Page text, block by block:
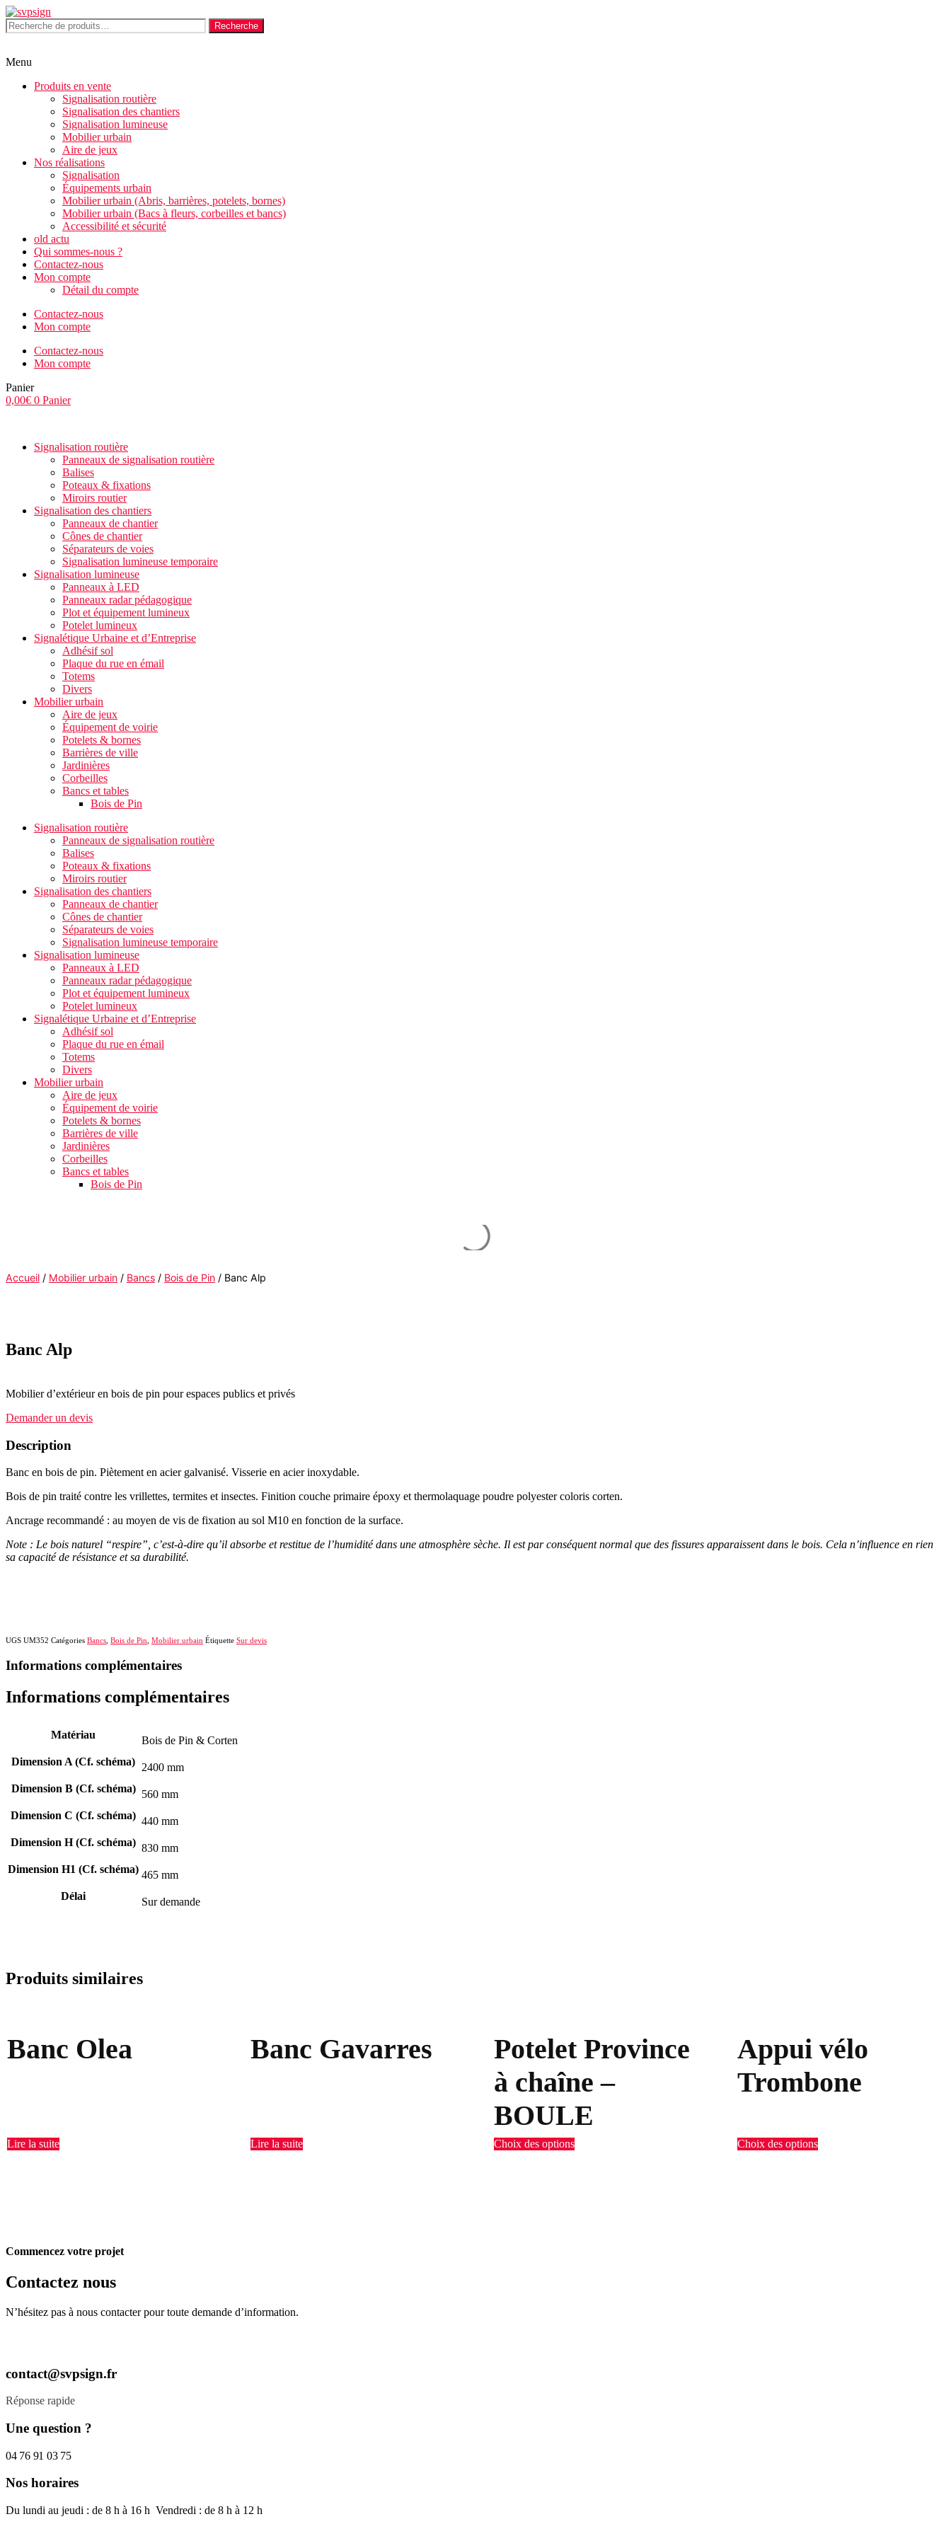
Aller
au
contenu
Recherche
pour :
Recherche
Menu
Produits en vente
Signalisation routière
Signalisation des chantiers
Signalisation lumineuse
Mobilier urbain
Aire de jeux
Nos réalisations
Signalisation
Équipements urbain
Mobilier urbain (Abris, barrières, potelets, bornes)
Mobilier urbain (Bacs à fleurs, corbeilles et bancs)
Accessibilité et sécurité
old actu
Qui sommes-nous ?
Contactez-nous
Mon compte
Détail du compte
Contactez-nous
Mon compte
Contactez-nous
Mon compte
Panier
0,00€ 0 Panier
Signalisation routière
Panneaux de signalisation routière
Balises
Poteaux & fixations
Miroirs routier
Signalisation des chantiers
Panneaux de chantier
Cônes de chantier
Séparateurs de voies
Signalisation lumineuse temporaire
Signalisation lumineuse
Panneaux à LED
Panneaux radar pédagogique
Plot et équipement lumineux
Potelet lumineux
Signalétique Urbaine et d’Entreprise
Adhésif sol
Plaque du rue en émail
Totems
Divers
Mobilier urbain
Aire de jeux
Équipement de voirie
Potelets & bornes
Barrières de ville
Jardinières
Corbeilles
Bancs et tables
Bois de Pin
Signalisation routière
Panneaux de signalisation routière
Balises
Poteaux & fixations
Miroirs routier
Signalisation des chantiers
Panneaux de chantier
Cônes de chantier
Séparateurs de voies
Signalisation lumineuse temporaire
Signalisation lumineuse
Panneaux à LED
Panneaux radar pédagogique
Plot et équipement lumineux
Potelet lumineux
Signalétique Urbaine et d’Entreprise
Adhésif sol
Plaque du rue en émail
Totems
Divers
Mobilier urbain
Aire de jeux
Équipement de voirie
Potelets & bornes
Barrières de ville
Jardinières
Corbeilles
Bancs et tables
Bois de Pin
Accueil / Mobilier urbain / Bancs / Bois de Pin / Banc Alp
Banc Alp
Mobilier d’extérieur en bois de pin pour espaces publics et privés
Demander un devis
Description
Banc en bois de pin. Piètement en acier galvanisé. Visserie en acier inoxydable.
Bois de pin traité contre les vrillettes, termites et insectes. Finition couche primaire époxy et thermolaquage poudre polyester coloris corten.
Ancrage recommandé : au moyen de vis de fixation au sol M10 en fonction de la surface.
Note : Le bois naturel “respire”, c’est-à-dire qu’il absorbe et restitue de l’humidité dans une atmosphère sèche. Il est par conséquent normal que des fissures apparaissent dans le bois. Cela n’influence en rien
sa capacité de résistance et sa durabilité.
UGS UM352 Catégories Bancs Bois de Pin Mobilier urbain Étiquette Sur devis
Informations complémentaires
Informations complémentaires
Matériau
Bois de Pin & Corten
Dimension A (Cf. schéma) 2400 mm
Dimension B (Cf. schéma) 560 mm
Dimension C (Cf. schéma) 440 mm
Dimension H (Cf. schéma) 830 mm
Dimension H1 (Cf. schéma) 465 mm
Délai
Sur demande
Produits similaires
Banc Olea
Lire la suite
Banc Gavarres
Lire la suite
Potelet Province
à chaîne –
BOULE
Choix des options
Appui vélo
Trombone
Choix des options
Commencez votre projet
Contactez nous
N’hésitez pas à nous contacter pour toute demande d’information.
contact@svpsign.fr
Réponse rapide
Une question ?
04 76 91 03 75
Nos horaires
Du lundi au jeudi : de 8 h à 16 h Vendredi : de 8 h à 12 h